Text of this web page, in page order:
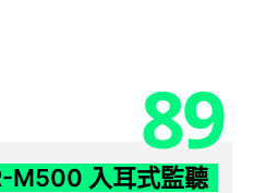
89
M500 入耳式監聽